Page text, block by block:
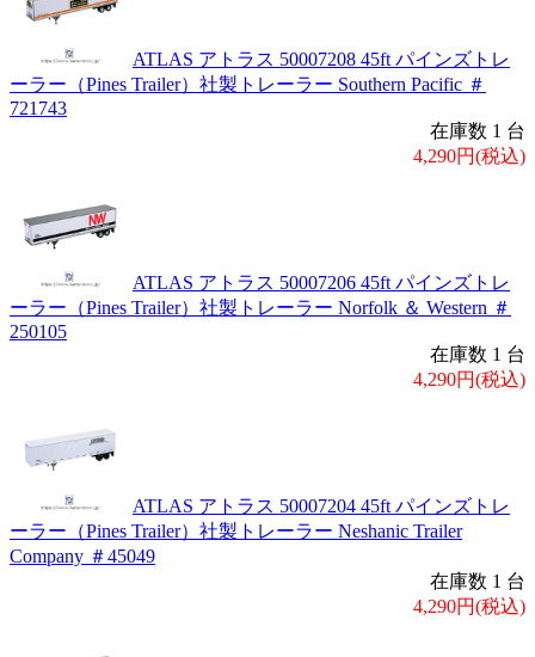
ATLAS アトラス 50007208 45ft パインズトレ
ーラー（Pines Trailer）社製トレーラー Southern Pacific ＃
721743
在庫数 1 台
4,290円(税込)
ATLAS アトラス 50007206 45ft パインズトレ
ーラー（Pines Trailer）社製トレーラー Norfolk ＆ Western ＃
250105
在庫数 1 台
4,290円(税込)
ATLAS アトラス 50007204 45ft パインズトレ
ーラー（Pines Trailer）社製トレーラー Neshanic Trailer
Company ＃45049
在庫数 1 台
4,290円(税込)